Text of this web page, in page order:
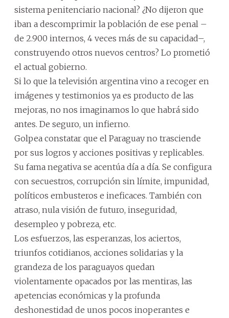
sistema penitenciario nacional? ¿No dijeron que
iban a descomprimir la población de ese penal –
de 2.900 internos, 4 veces más de su capacidad–,
construyendo otros nuevos centros? Lo prometió
el actual gobierno.
Si lo que la televisión argentina vino a recoger en
imágenes y testimonios ya es producto de las
mejoras, no nos imaginamos lo que habrá sido
antes. De seguro, un infierno.
Golpea constatar que el Paraguay no trasciende
por sus logros y acciones positivas y replicables.
Su fama negativa se acentúa día a día. Se configura
con secuestros, corrupción sin límite, impunidad,
políticos embusteros e ineficaces. También con
atraso, nula visión de futuro, inseguridad,
desempleo y pobreza, etc.
Los esfuerzos, las esperanzas, los aciertos,
triunfos cotidianos, acciones solidarias y la
grandeza de los paraguayos quedan
violentamente opacados por las mentiras, las
apetencias económicas y la profunda
deshonestidad de unos pocos inoperantes e